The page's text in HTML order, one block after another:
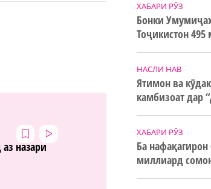
назари
ХАБАРИ РӮЗ
Бонки
Тоҷикистон
НАСЛИ НАВ
Ятимон ва
камбизоат дар
ХАБАРИ РӮЗ
Ба
миллиард